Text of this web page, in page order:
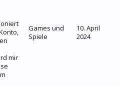
mir
Games und
Spiele
10. April
2024